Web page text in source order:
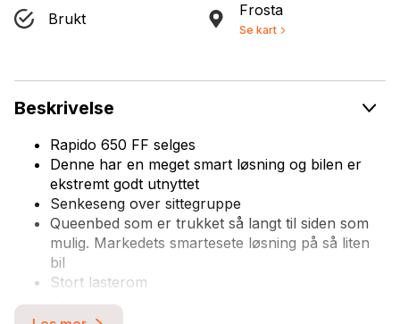
Brukt Frosta
Se kart
Beskrivelse
Rapido 650 FF selges
Denne har en meget smart løsning og bilen er
ekstremt godt utnyttet
Senkeseng over sittegruppe
Queenbed som er trukket så langt til siden som
mulig. Markedets smartesete løsning på så liten
bil
Stort lasterom
Kantsydde matter